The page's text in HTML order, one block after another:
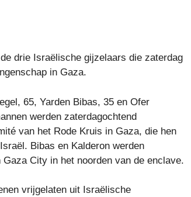
drie Israëlische gijzelaars die zaterdag
in Gaza.
65, Yarden Bibas, 35 en Ofer
werden zaterdagochtend
van het Rode Kruis in Gaza, die hen
Bibas en Kalderon werden
City in het noorden van de enclave.
vrijgelaten uit Israëlische